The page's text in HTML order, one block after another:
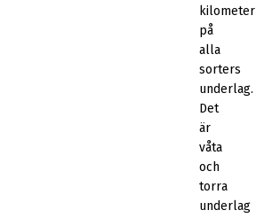
kilometer
på
alla
sorters
underlag.
Det
är
våta
och
torra
underlag